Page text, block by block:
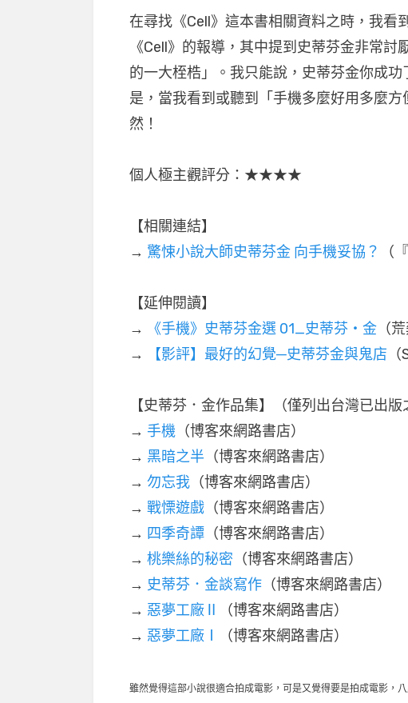
在尋找《Cell》這本書相關資料之時，我看
《Cell》的報導，其中提到史蒂芬金非常
的一大桎梏」。我只能說，史蒂芬金你成
是，當我看到或聽到「手機多麼好用多麼
然！
個人極主觀評分：★★★★
【相關連結】
→ 驚悚小說大師史蒂芬金 向手機妥協？ （
【延伸閱讀】
→
《手機》史蒂芬金選 01_史蒂芬‧金 （
→
【影評】最好的幻覺─史蒂芬金與鬼店
【史蒂芬．金作品集】（僅列出台灣已出版
→ 手機 （博客來網路書店）
→ 黑暗之半 （博客來網路書店）
→ 勿忘我 （博客來網路書店）
→ 戰慄遊戲 （博客來網路書店）
→ 四季奇譚 （博客來網路書店）
→ 桃樂絲的秘密 （博客來網路書店）
→ 史蒂芬．金談寫作 （博客來網路書店）
→ 惡夢工廠Ⅱ
（博客來網路書店）
→ 惡夢工廠Ⅰ （博客來網路書店）
雖然覺得這部小說很適合拍成電影，可是又覺得要是拍成電影，